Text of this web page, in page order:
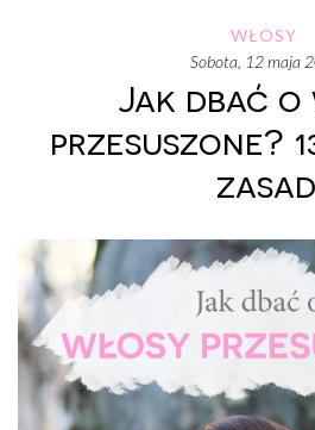
WŁOSY
sobota, 12 maja
Jak dbać o
przesuszone?
zasad